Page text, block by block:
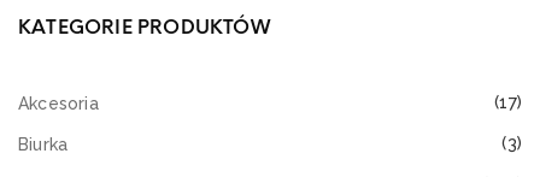
KATEGORIE PRODUKTÓW
Akcesoria (17)
Biurka (3)